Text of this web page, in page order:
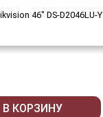
46" DS-D2046LU-Y
В КОРЗИНУ